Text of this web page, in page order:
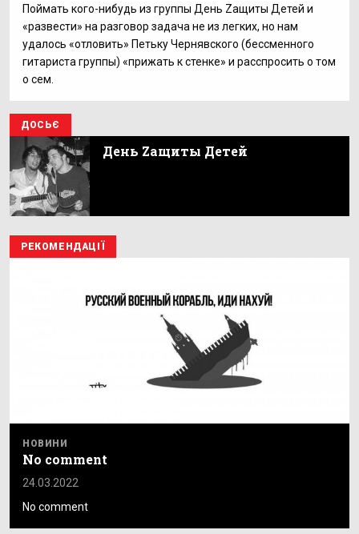
Поймать кого-нибудь из группы День Zащиты Детей и
«развести» на разговор задача не из легких, но нам
удалось «отловить» Петьку Чернявского (бессменного
гитариста группы) «прижать к стенке» и расспросить о том
о сем.
ДОСЬЄ
День Zащиты Детей
РЕКОМЕНДАЦІЇ
НОВИНИ
No comment
24.03.2022
No comment